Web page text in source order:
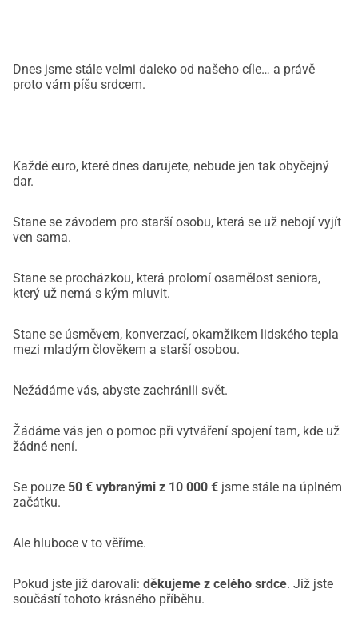
Dnes jsme stále velmi daleko od našeho cíle… a právě
proto vám píšu srdcem.
Každé euro, které dnes darujete, nebude jen tak obyčejný
dar.
Stane se závodem pro starší osobu, která se už nebojí vyjít
ven sama.
Stane se procházkou, která prolomí osamělost seniora,
který už nemá s kým mluvit.
Stane se úsměvem, konverzací, okamžikem lidského tepla
mezi mladým člověkem a starší osobou.
Nežádáme vás, abyste zachránili svět.
Žádáme vás jen o pomoc při vytváření spojení tam, kde už
žádné není.
Se pouze 50 € vybranými z 10 000 € jsme stále na úplném
začátku.
Ale hluboce v to věříme.
Pokud jste již darovali: děkujeme z celého srdce. Již jste
součástí tohoto krásného příběhu.